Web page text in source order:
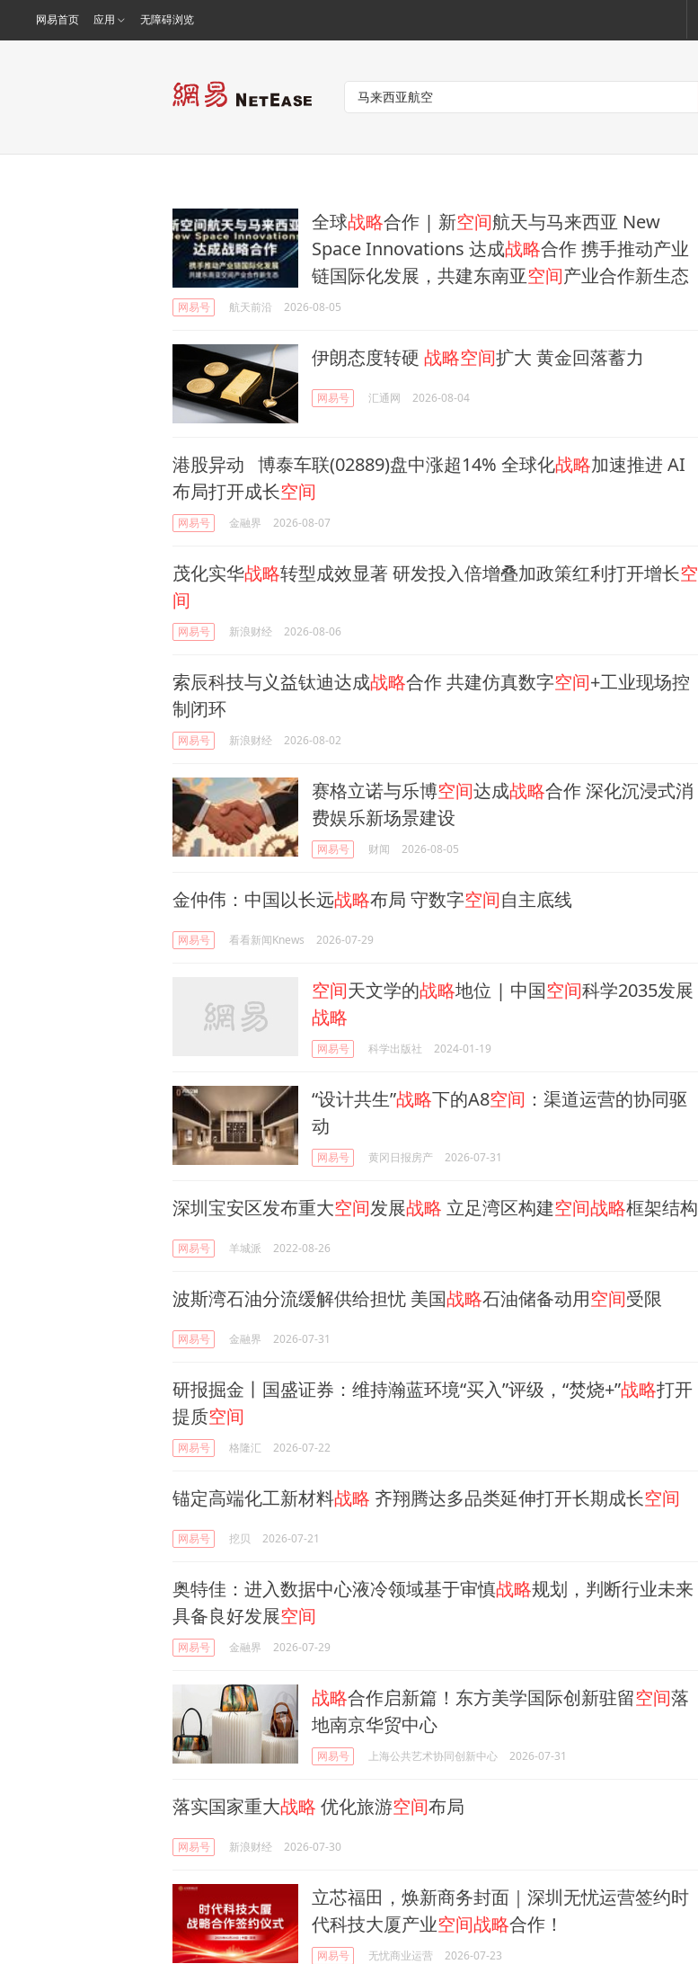
网易首页 应用 无障碍浏览
全球战略合作 | 新空间航天与马来西亚 New
Space Innovations 达成战略合作 携手推动产业
链国际化发展，共建东南亚空间产业合作新生态
网易号 航天前沿 2026-08-05
伊朗态度转硬 战略空间扩大 黄金回落蓄力
网易号 汇通网 2026-08-04
港股异动 博泰车联(02889)盘中涨超14% 全球化战略加速推进 AI
布局打开成长空间
网易号 金融界 2026-08-07
茂化实华战略转型成效显著 研发投入倍增叠加政策红利打开增长空
间
网易号 新浪财经 2026-08-06
索辰科技与义益钛迪达成战略合作 共建仿真数字空间+工业现场控
制闭环
网易号 新浪财经 2026-08-02
赛格立诺与乐博空间达成战略合作 深化沉浸式消
费娱乐新场景建设
网易号 财闻 2026-08-05
金仲伟：中国以长远战略布局 守数字空间自主底线
网易号 看看新闻Knews 2026-07-29
空间天文学的战略地位 | 中国空间科学2035发展
战略
网易号 科学出版社 2024-01-19
“设计共生”战略下的A8空间 ：渠道运营的协同驱
动
网易号 黄冈日报房产 2026-07-31
深圳宝安区发布重大空间发展战略 立足湾区构建空间战略框架结构
网易号 羊城派 2022-08-26
波斯湾石油分流缓解供给担忧 美国战略石油储备动用空间受限
网易号 金融界 2026-07-31
研报掘金丨国盛证券：维持瀚蓝环境“买入”评级，“焚烧+”战略打开
提质空间
网易号 格隆汇 2026-07-22
锚定高端化工新材料战略 齐翔腾达多品类延伸打开长期成长空间
网易号 挖贝 2026-07-21
奥特佳：进入数据中心液冷领域基于审慎战略规划，判断行业未来
具备良好发展空间
网易号 金融界 2026-07-29
战略合作启新篇！东方美学国际创新驻留空间落
地南京华贸中心
网易号 上海公共艺术协同创新中心 2026-07-31
落实国家重大战略 优化旅游空间布局
网易号 新浪财经 2026-07-30
立芯福田，焕新商务封面｜深圳无忧运营签约时
代科技大厦产业空间战略合作！
网易号 无忧商业运营 2026-07-23